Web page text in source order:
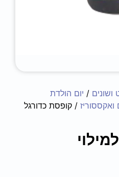
ושונים / יום הולדת
ואקססוריז / קופסת כדורגל